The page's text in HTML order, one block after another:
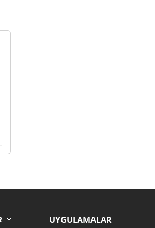
UYGULAMALAR